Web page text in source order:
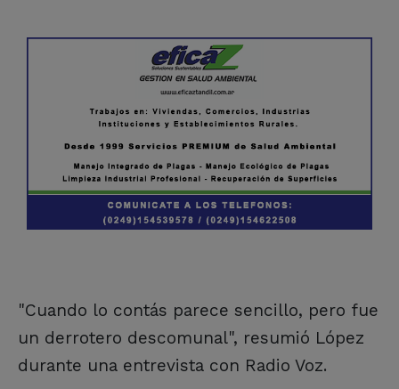
"Cuando lo contás parece sencillo, pero fue
un derrotero descomunal", resumió López
durante una entrevista con Radio Voz.